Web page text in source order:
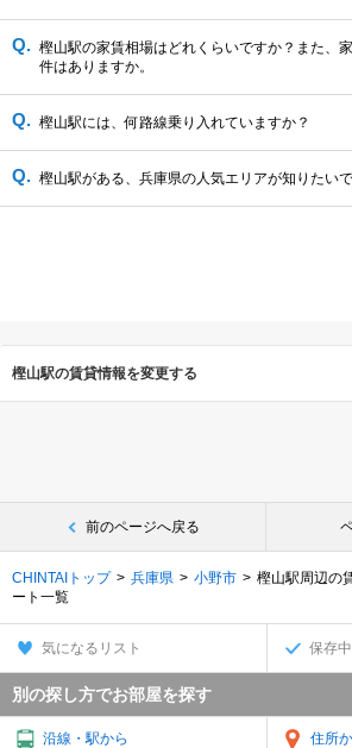
樫山駅の家賃相場はどれくらいですか？また、
件はありますか。
樫山駅には、何路線乗り入れていますか？
樫山駅がある、兵庫県の人気エリアが知りたいで
樫山駅の賃貸情報を変更する
前のページへ戻る
CHINTAIトップ 兵庫県 小野市
樫山駅周辺の
ート一覧
気になるリスト 保存
別の探し方でお部屋を探す
沿線・駅から 住所